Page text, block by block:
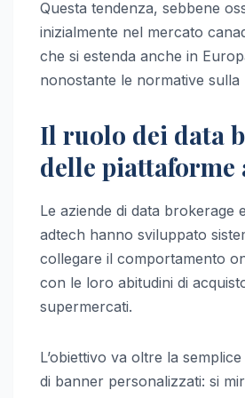
Questa tendenza, sebbene
inizialmente nel mercato
che si estenda anche in
nonostante le normative sulla
Il ruolo dei data
delle piattaforme
Le aziende di data brokerage
adtech hanno sviluppato
collegare il comportamento
con le loro abitudini di
supermercati.
L’obiettivo va oltre la
di banner personalizzati: si